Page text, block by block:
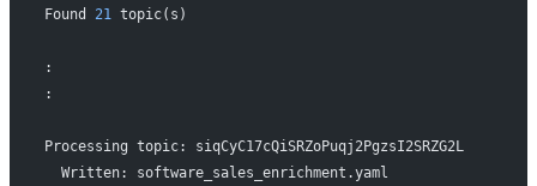
Found 21 topic(s)
:
:
Processing topic: siqCyC17cQiSRZoPuqj2PgzsI2SRZG2L
  Written: software_sales_enrichment.yaml